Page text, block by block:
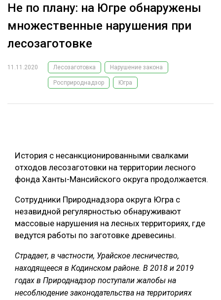
РЕКЛАМОДАТЕЛЯМ
ЛЕСНОЕ ХОЗЯЙСТВО
ЛЕСОЗАГОТОВКА
ОБРАБОТКА ДРЕВЕСИНЫ
ЛЕСОВОССТАНОВЛЕНИЕ И ЗАЩИТА
ЛОГИСТИКА
ЦБП
КОМПЛЕКСНАЯ ПЕРЕРАБОТКА
ЛЕСОПИЛЕНИЕ
ДЕРЕВЯННОЕ ДОМОСТРОЕНИЕ
БЕЗОПАСНОЕ ПРОИЗВОДСТВО
ТЕМАТИЧЕСКИЕ ПРОЕКТЫ
ЭКСПЕРТНОЕ МНЕНИЕ
Не по плану: на Югре обнаружены
множественные нарушения при
лесозаготовке
11.11.2020 Лесозаготовка Нарушение закона
Росприроднадзор Югра
История с несанкционированными свалками
отходов лесозаготовки на территории лесного
фонда Ханты-Мансийского округа продолжается.
Сотрудники Природнадзора округа Югра с
незавидной регулярностью обнаруживают
массовые нарушения на лесных территориях, где
ведутся работы по заготовке древесины.
Страдает, в частности, Урайское лесничество,
находящееся в Кодинском районе. В 2018 и 2019
годах в Природнадзор поступали жалобы на
несоблюдение законодательства на территориях